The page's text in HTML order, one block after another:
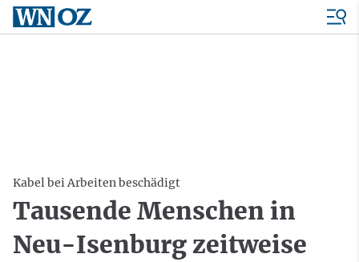
Kabel bei Arbeiten beschädigt
Tausende Menschen in
Neu-Isenburg zeitweise